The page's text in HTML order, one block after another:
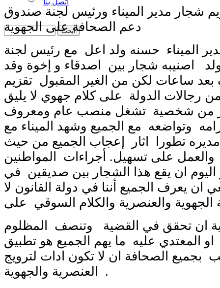
اتصل بنا
شجار مدير الميناء ورئيس لجنة صندوق
دعم الصحافة على الجهوية
الميناء حسنه ولد اعل مع رئيس لجنة
اصنيبه شجار بين اصدقاء و إخوة وقد
ساعات لكن من الغير المقبول تقزيم
رجالات الدولة على كلام جهوي لا يليق
من شخصية تشغل منصب عام ومعروف
وتواضعه مع الجميع وشهد الميناء مع
تطورا اثار إعجاب الجميع من حيث
والعمل على تسهيل. أجراءات المواطنين
ان يقع هذا الشجار بين صديقين في
ان يعرف الجميع أننا في دولة القانون لا
الجهوية والعنصرية والكلام السوقي على
ان تحقق في القضية وتنصف المظلوم
المعتدي عليه ما يهم الجميع هو تطبيق
بجميع الصحافة ان لا تكون ادات لترويج
العنصرية والجهوية .